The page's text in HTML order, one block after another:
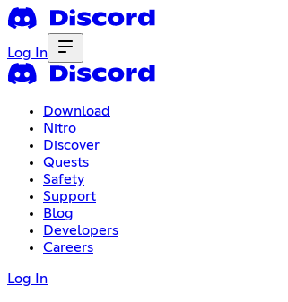
Log In
Download
Nitro
Discover
Quests
Safety
Support
Blog
Developers
Careers
Log In